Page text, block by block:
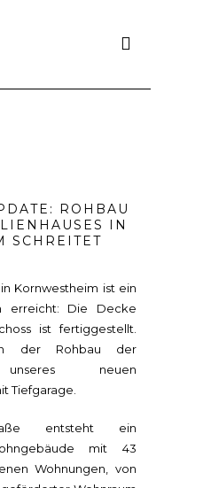
ROHBAU
IN
SCHREITET
Kornwestheim ist ein
erreicht: Die Decke
ist fertiggestellt.
der Rohbau der
unseres neuen
Tiefgarage.
entsteht ein
mit 43
Wohnungen, von